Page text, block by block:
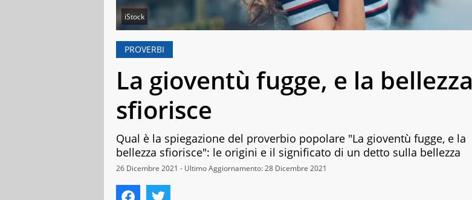
iStock
PROVERBI
La gioventù fugge, e la bellezza
sfiorisce
Qual è la spiegazione del proverbio popolare "La gioventù fugge, e la
bellezza sfiorisce": le origini e il significato di un detto sulla bellezza
26 Dicembre 2021 - Ultimo Aggiornamento: 28 Dicembre 2021